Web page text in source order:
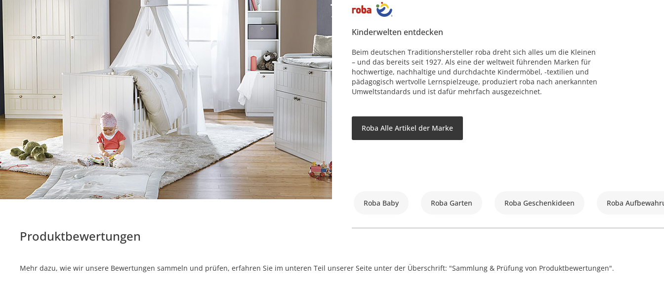
Kinderwelten entdecken
Beim deutschen Traditionshersteller roba dreht sich alles um die Kleinen
– und das bereits seit 1927. Als eine der weltweit führenden Marken für
hochwertige, nachhaltige und durchdachte Kindermöbel, -textilien und
pädagogisch wertvolle Lernspielzeuge, produziert roba nach anerkannten
Umweltstandards und ist dafür mehrfach ausgezeichnet.
Roba Alle Artikel der Marke
Roba Baby Roba Garten Roba Geschenkideen Roba
Produktbewertungen
Mehr dazu, wie wir unsere Bewertungen sammeln und prüfen, erfahren Sie im unteren Teil unserer Seite unter der Überschrift: "Sammlung & Prüfung von Produktbewertungen".